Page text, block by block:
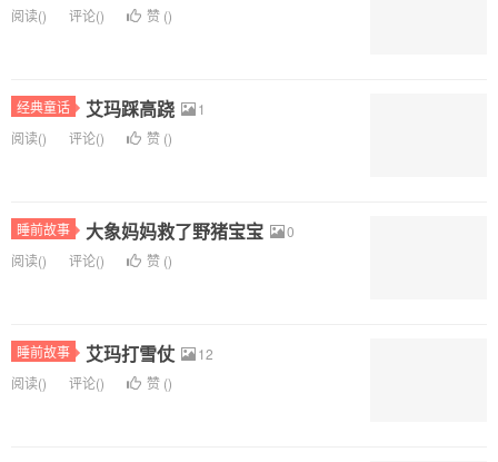
阅读() 评论() 赞 ()
经典童话 艾玛踩高跷
1
阅读() 评论() 赞 ()
睡前故事 大象妈妈救了野猪宝宝
0
阅读() 评论() 赞 ()
睡前故事 艾玛打雪仗
12
阅读() 评论() 赞 ()